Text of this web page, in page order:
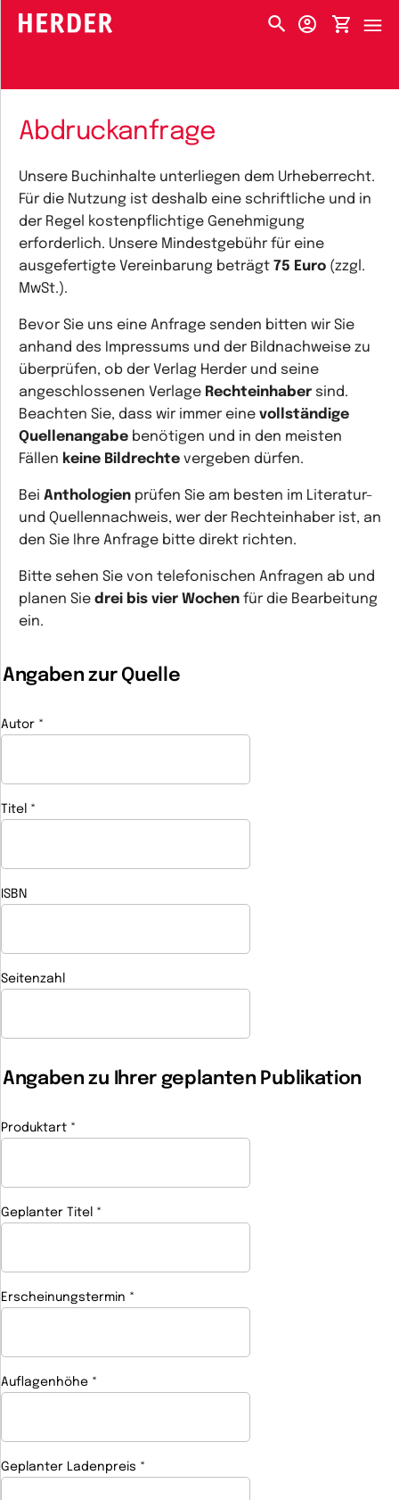
HERDER-MENÜ
Abdruckanfrage
Unsere Buchinhalte unterliegen dem Urheberrecht.
Für die Nutzung ist deshalb eine schriftliche und in
der Regel kostenpflichtige Genehmigung
erforderlich. Unsere Mindestgebühr für eine
ausgefertigte Vereinbarung beträgt 75 Euro (zzgl.
MwSt.).
Bevor Sie uns eine Anfrage senden bitten wir Sie
anhand des Impressums und der Bildnachweise zu
überprüfen, ob der Verlag Herder und seine
angeschlossenen Verlage Rechteinhaber sind.
Beachten Sie, dass wir immer eine vollständige
Quellenangabe benötigen und in den meisten
Fällen keine Bildrechte vergeben dürfen.
Bei Anthologien prüfen Sie am besten im Literatur-
und Quellennachweis, wer der Rechteinhaber ist, an
den Sie Ihre Anfrage bitte direkt richten.
Bitte sehen Sie von telefonischen Anfragen ab und
planen Sie drei bis vier Wochen für die Bearbeitung
ein.
Angaben zur Quelle
Autor *
Titel *
ISBN
Seitenzahl
Angaben zu Ihrer geplanten Publikation
Produktart *
Geplanter Titel *
Erscheinungstermin *
Auflagenhöhe *
Geplanter Ladenpreis *